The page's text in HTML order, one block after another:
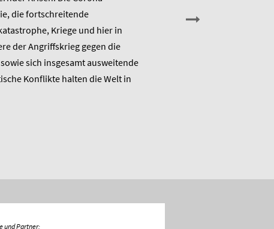
die fortschreitende
Kriege und hier in
der Angriffskrieg gegen die
sich insgesamt ausweitende
Konflikte halten die Welt in
die Arbeitsgruppe